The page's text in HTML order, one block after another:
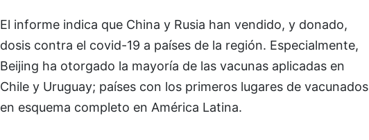
El informe indica que China y Rusia han vendido, y donado,
dosis contra el covid-19 a países de la región. Especialmente,
Beijing ha otorgado la mayoría de las vacunas aplicadas en
Chile y Uruguay; países con los primeros lugares de vacunados
en esquema completo en América Latina.